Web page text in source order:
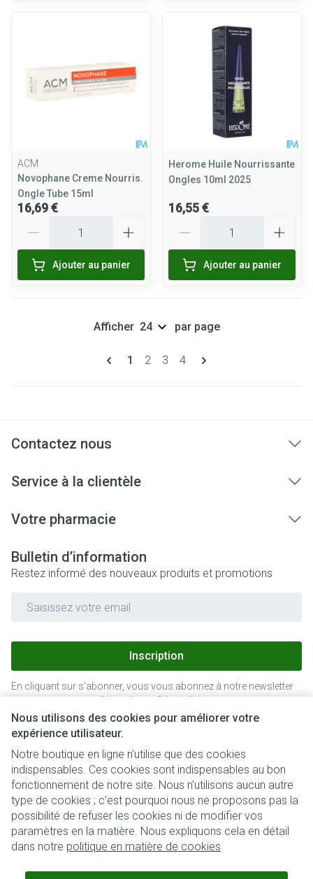
Nous utilisons des cookies pour améliorer votre
expérience utilisateur.
Notre boutique en ligne n'utilise que des cookies
indispensables. Ces cookies sont indispensables au bon
fonctionnement de notre site. Nous n'utilisons aucun autre
type de cookies ; c'est pourquoi nous ne proposons pas la
possibilité de refuser les cookies ni de modifier vos
paramètres en la matière. Nous expliquons cela en détail
dans notre politique en matière de cookies
ACM
Novophane Creme Nourris.
Ongle Tube 15ml
16,69 €
Ajouter au panier
Herome Huile Nourrissante
Ongles 10ml 2025
16,55 €
Ajouter au panier
Pages
Vous lisez actuellement la page
1 Page
2 Page
3 Page
4
Afficher par page
Contactez nous
Service à la clientèle
Votre pharmacie
Bulletin d’information
Restez informé des nouveaux produits et promotions
Inscription
En cliquant sur s'abonner, vous vous abonnez à notre newsletter
et acceptez notrepolitique de confidentialité.
Liens légaux